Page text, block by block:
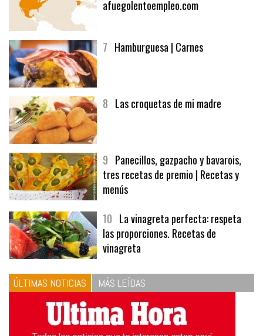
6Bolsa de trabajo:
9Panecillos, gazpacho y bavarois,
tres recetas de premio | Recetas y
menús
10La vinagreta perfecta: respeta
las proporciones. Recetas de
vinagreta
ÚLTIMAS NOTICIAS MÁS LEÍDAS